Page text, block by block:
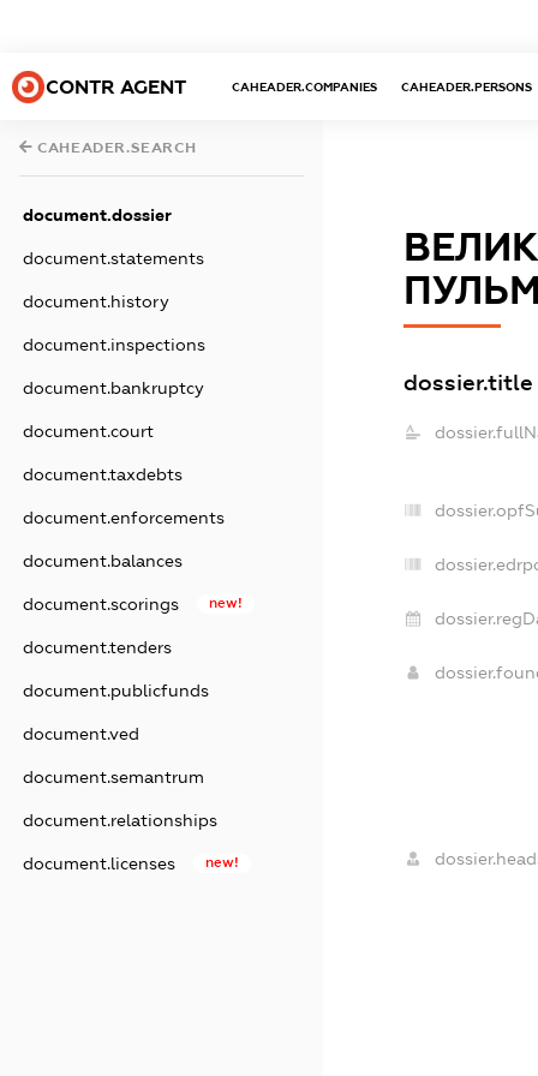
CONTR AGENT CAHEADER.COMPANIES CAHEADER.PERSONS
CAHEADER.SEARCH
document.dossier
document.statements
document.history
document.inspections
document.bankruptcy
document.court
document.taxdebts
document.enforcements
document.balances
document.scorings new!
document.tenders
document.publicfunds
document.ved
document.semantrum
document.relationships
document.licenses new!
dossier.title